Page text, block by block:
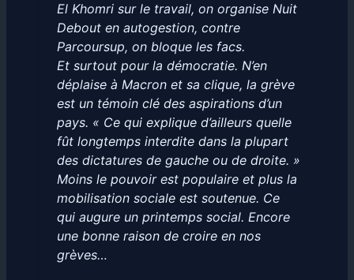
El Khomri sur le travail, on organise Nuit
Debout en autogestion, contre
Parcoursup, on bloque les facs.
Et surtout pour la démocratie. N’en
déplaise à Macron et sa clique, la grève
est un témoin clé des aspirations d’un
pays. « Ce qui explique d’ailleurs quelle
fût longtemps interdite dans la plupart
des dictatures de gauche ou de droite. »
Moins le pouvoir est populaire et plus la
mobilisation sociale est soutenue. Ce
qui augure un printemps social. Encore
une bonne raison de croire en nos
grèves…